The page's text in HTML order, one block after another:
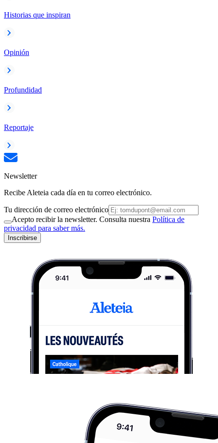
Historias que inspiran
Opinión
Profundidad
Reportaje
Newsletter
Recibe Aleteia cada día en tu correo electrónico.
Tu dirección de correo electrónico
Acepto recibir la newsletter. Consulta nuestra Política de
privacidad para saber más.
Inscribirse